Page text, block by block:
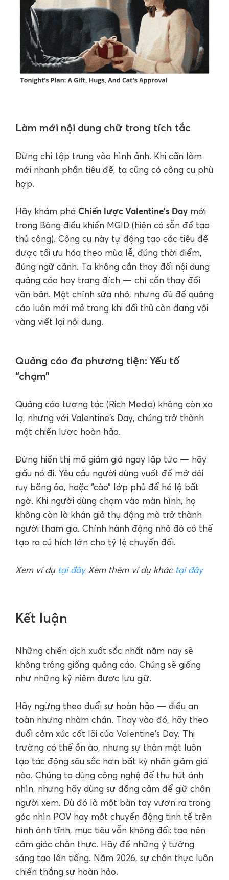
Làm mới nội dung chữ trong tích tắc
Đừng chỉ tập trung vào hình ảnh. Khi cần làm
mới nhanh phần tiêu đề, ta cũng có công cụ phù
hợp.
Hãy khám phá Chiến lược Valentine's Day mới
trong Bảng điều khiển MGID (hiện có sẵn để tạo
thủ công). Công cụ này tự động tạo các tiêu đề
được tối ưu hóa theo mùa lễ, đúng thời điểm,
đúng ngữ cảnh. Ta không cần thay đổi nội dung
quảng cáo hay trang đích — chỉ cần thay đổi
văn bản. Một chỉnh sửa nhỏ, nhưng đủ để quảng
cáo luôn mới mẻ trong khi đối thủ còn đang vội
vàng viết lại nội dung.
Quảng cáo đa phương tiện: Yếu tố
“chạm”
Quảng cáo tương tác (Rich Media) không còn xa
lạ, nhưng với Valentine's Day, chúng trở thành
một chiến lược hoàn hảo.
Đừng hiển thị mã giảm giá ngay lập tức — hãy
giấu nó đi. Yêu cầu người dùng vuốt để mở dải
ruy băng ảo, hoặc “cào” lớp phủ để hé lộ bất
ngờ. Khi người dùng chạm vào màn hình, họ
không còn là khán giả thụ động mà trở thành
người tham gia. Chính hành động nhỏ đó có thể
tạo ra cú hích lớn cho tỷ lệ chuyển đổi.
Xem ví dụ tại đây Xem thêm ví dụ khác tại đây
Kết luận
Những chiến dịch xuất sắc nhất năm nay sẽ
không trông giống quảng cáo. Chúng sẽ giống
như những kỷ niệm được lưu giữ.
Hãy ngừng theo đuổi sự hoàn hảo — điều an
toàn nhưng nhàm chán. Thay vào đó, hãy theo
đuổi cảm xúc cốt lõi của Valentine's Day. Thị
trường có thể ồn ào, nhưng sự thân mật luôn
tạo tác động sâu sắc hơn bất kỳ nhãn giảm giá
nào. Chúng ta dùng công nghệ để thu hút ánh
nhìn, nhưng hãy dùng sự đồng cảm để giữ chân
người xem. Dù đó là một bàn tay vươn ra trong
góc nhìn POV hay một chuyển động tinh tế trên
hình ảnh tĩnh, mục tiêu vẫn không đổi: tạo nên
cảm giác chân thực. Hãy để những ý tưởng
sáng tạo lên tiếng. Năm 2026, sự chân thực luôn
chiến thắng sự hoàn hảo.